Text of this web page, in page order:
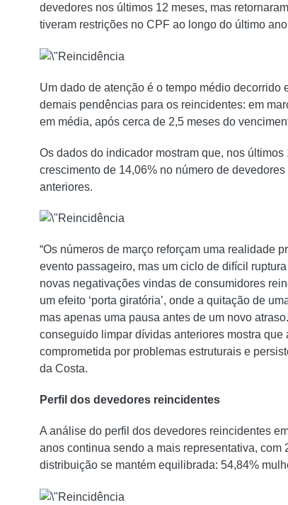
devedores nos últimos 12 meses, mas
tiveram restrições no CPF ao longo do último
Um dado de atenção é o tempo médio
demais pendências para os reincidentes: em
em média, após cerca de 2,5 meses do
Os dados do indicador mostram que, nos
crescimento de 14,06% no número de
anteriores.
“Os números de março reforçam uma realidade
evento passageiro, mas um ciclo de difícil
novas negativações vindas de consumidores
um efeito ‘porta giratória’, onde a quitação de
mas apenas uma pausa antes de um novo
conseguido limpar dívidas anteriores mostra
comprometida por problemas estruturais e
da Costa.
Perfil dos devedores reincidentes
A análise do perfil dos devedores reincidentes
anos continua sendo a mais representativa,
distribuição se mantém equilibrada: 54,84%